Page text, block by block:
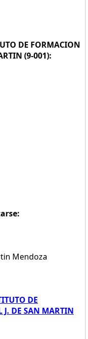
DE FORMACION
(9-001):
Mendoza
DE
J. DE SAN MARTIN